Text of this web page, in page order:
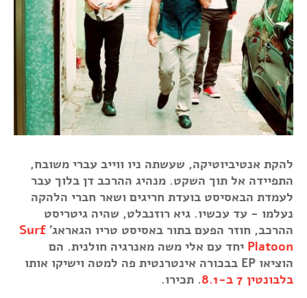
להקת אנטיביוטיקה, שעשתה ניו ווייב עברי משובח,
התפיידה אל תוך השקט. מנהיג ההרכב דן בלוך עבר
לעמדת הבאסיסט בועדת חריגים ושאר חברי הלהקה
נעלמו - עד עכשיו. גיא רוזנבלט, שהיה גיטריסט
ההרכב, חוזר הפעם בתור באסיסט טריו הגאראג' Surf
Platoon יחד עם אלי משה מאנרגיה חולנית. הם
הוציאו EP בבכורה אינטרנטית פה למטה וישיקו אותו
בלבונטין 7 ב-8.1
. תכירו.